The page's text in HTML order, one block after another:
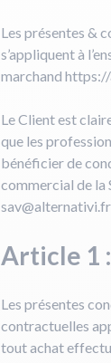
Les présentes &
s’appliquent à
marchand
Le Client est
que les
bénéficier de
commercial de la
sav@alternativi.fr
Article 1
Les présentes
contractuelles
tout achat